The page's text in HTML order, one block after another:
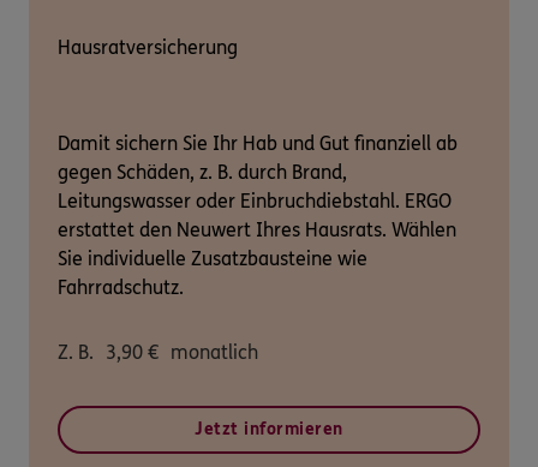
Hausratversicherung
Damit sichern Sie Ihr Hab und Gut finanziell ab
gegen Schäden, z. B. durch Brand,
Leitungswasser oder Einbruchdiebstahl. ERGO
erstattet den Neuwert Ihres Hausrats. Wählen
Sie individuelle Zusatzbausteine wie
Fahrradschutz.
Z. B. 3,90 € monatlich
Jetzt informieren